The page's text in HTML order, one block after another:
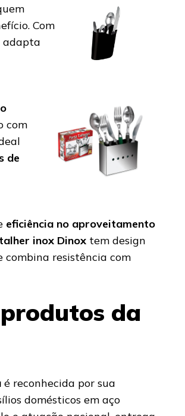
Com
adapta
com
de
eficiência no aproveitamento
inox Dinox tem design
resistência com
da
é reconhecida por sua
domésticos em aço